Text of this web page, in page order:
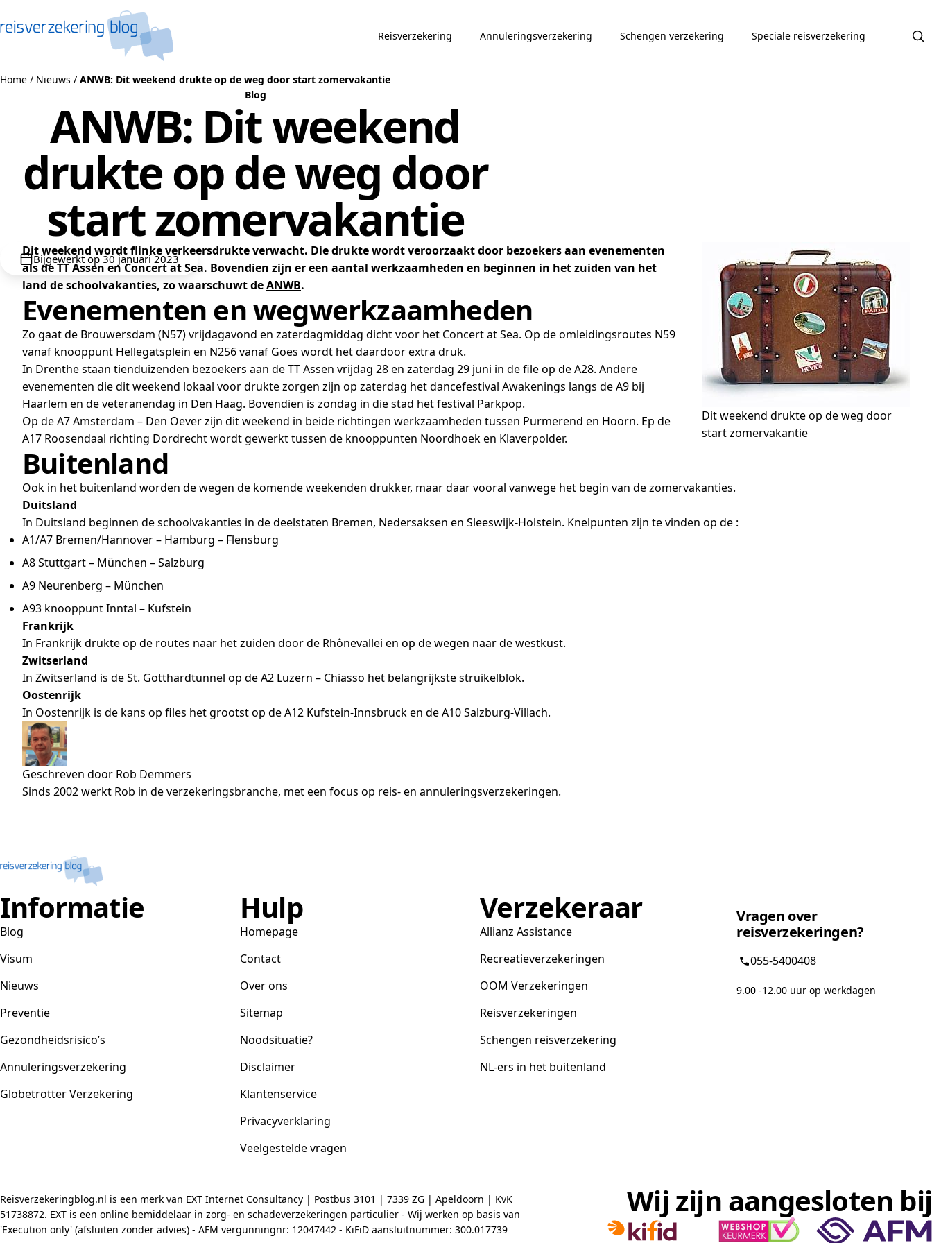
Reisverzekering Annuleringsverzekering Schengen verzekering Speciale reisverzekering
Home / Nieuws / ANWB: Dit weekend drukte op de weg door start zomervakantie
Blog
ANWB: Dit weekend
drukte op de weg door
start zomervakantie
Bijgewerkt op 30 januari 2023
Dit weekend drukte op de weg door
start zomervakantie
Dit weekend wordt flinke verkeersdrukte verwacht. Die drukte wordt veroorzaakt door bezoekers aan evenementen
als de TT Assen en Concert at Sea. Bovendien zijn er een aantal werkzaamheden en beginnen in het zuiden van het
land de schoolvakanties, zo waarschuwt deANWB.
Evenementen en wegwerkzaamheden
Zo gaat de Brouwersdam (N57) vrijdagavond en zaterdagmiddag dicht voor het Concert at Sea. Op de omleidingsroutes N59
vanaf knooppunt Hellegatsplein en N256 vanaf Goes wordt het daardoor extra druk.
In Drenthe staan tienduizenden bezoekers aan de TT Assen vrijdag 28 en zaterdag 29 juni in de file op de A28. Andere
evenementen die dit weekend lokaal voor drukte zorgen zijn op zaterdag het dancefestival Awakenings langs de A9 bij
Haarlem en de veteranendag in Den Haag. Bovendien is zondag in die stad het festival Parkpop.
Op de A7 Amsterdam – Den Oever zijn dit weekend in beide richtingen werkzaamheden tussen Purmerend en Hoorn. Ep de
A17 Roosendaal richting Dordrecht wordt gewerkt tussen de knooppunten Noordhoek en Klaverpolder.
Buitenland
Ook in het buitenland worden de wegen de komende weekenden drukker, maar daar vooral vanwege het begin van de zomervakanties.
Duitsland
In Duitsland beginnen de schoolvakanties in de deelstaten Bremen, Nedersaksen en Sleeswijk-Holstein. Knelpunten zijn te vinden op de :
A1/A7 Bremen/Hannover – Hamburg – Flensburg
A8 Stuttgart – München – Salzburg
A9 Neurenberg – München
A93 knooppunt Inntal – Kufstein
Frankrijk
In Frankrijk drukte op de routes naar het zuiden door de Rhônevallei en op de wegen naar de westkust.
Zwitserland
In Zwitserland is de St. Gotthardtunnel op de A2 Luzern – Chiasso het belangrijkste struikelblok.
Oostenrijk
In Oostenrijk is de kans op files het grootst op de A12 Kufstein-Innsbruck en de A10 Salzburg-Villach.
Geschreven door Rob Demmers
Sinds 2002 werkt Rob in de verzekeringsbranche, met een focus op reis- en annuleringsverzekeringen.
Informatie
Blog
Visum
Nieuws
Preventie
Gezondheidsrisico’s
Annuleringsverzekering
Globetrotter Verzekering
Hulp
Homepage
Contact
Over ons
Sitemap
Noodsituatie?
Disclaimer
Klantenservice
Privacyverklaring
Veelgestelde vragen
Verzekeraar
Allianz Assistance
Recreatieverzekeringen
OOM Verzekeringen
Reisverzekeringen
Schengen reisverzekering
NL-ers in het buitenland
Vragen over
reisverzekeringen?
055-5400408
9.00 -12.00 uur op werkdagen
Reisverzekeringblog.nl is een merk van EXT Internet Consultancy | Postbus 3101 | 7339 ZG | Apeldoorn | KvK
51738872. EXT is een online bemiddelaar in zorg- en schadeverzekeringen particulier - Wij werken op basis van
'Execution only' (afsluiten zonder advies) - AFM vergunningnr: 12047442 - KiFiD aansluitnummer: 300.017739
Wij zijn aangesloten bij